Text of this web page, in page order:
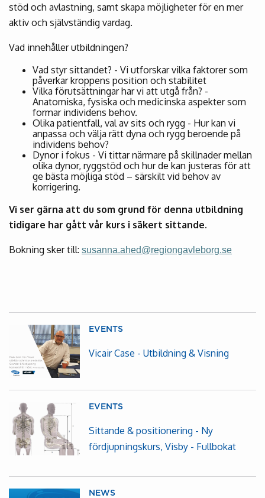
stöd och avlastning, samt skapa möjligheter för en mer
aktiv och självständig vardag.
Vad innehåller utbildningen?
Vad styr sittandet? - Vi utforskar vilka faktorer som
påverkar kroppens position och stabilitet
Vilka förutsättningar har vi att utgå från? -
Anatomiska, fysiska och medicinska aspekter som
formar individens behov.
Olika patientfall, val av sits och rygg - Hur kan vi
anpassa och välja rätt dyna och rygg beroende på
individens behov?
Dynor i fokus - Vi tittar närmare på skillnader mellan
olika dynor, ryggstöd och hur de kan justeras för att
ge bästa möjliga stöd – särskilt vid behov av
korrigering.
Vi ser gärna att du som grund för denna utbildning
tidigare har gått vår kurs i säkert sittande.
Bokning sker till: susanna.ahed@regiongavleborg.se
EVENTS
Vicair Case - Utbildning & Visning
EVENTS
Sittande & positionering - Ny
fördjupningskurs, Visby - Fullbokat
NEWS